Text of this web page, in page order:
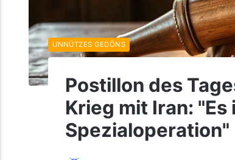
Postillon des
Krieg mit Iran:
Spezialoperation"
UNNÜTZES GEDÖNS